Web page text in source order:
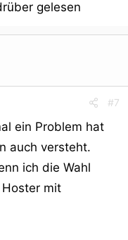
gelesen
#7
ein Problem hat
auch versteht.
ich die Wahl
mit